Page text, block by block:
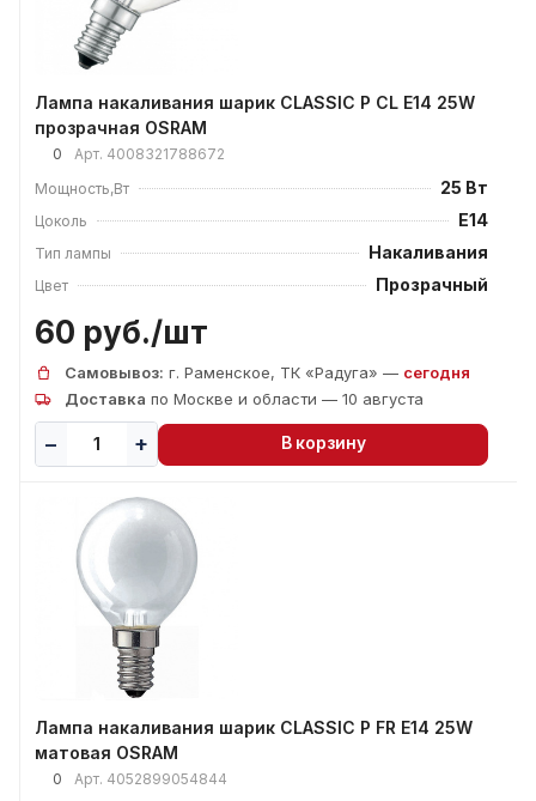
Лампа накаливания шарик CLASSIC P CL E14 25W
прозрачная OSRAM
0 Арт. 4008321788672
Мощность,Вт
25 Вт
Цоколь E14
Тип лампы Накаливания
Цвет Прозрачный
60 руб./шт
Самовывоз: г. Раменское, ТК «Радуга» — сегодня
Доставка по Москве и области — 10 августа
В корзину
Лампа накаливания шарик CLASSIC P FR E14 25W
матовая OSRAM
0 Арт. 4052899054844